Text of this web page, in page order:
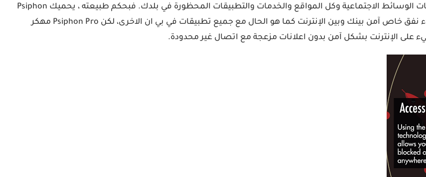
يمنحك Psiphon Pro وصولاً غير محدود وآمن إلى الإنترنت وكل منصات الوسائط الاجتماعية وكل المواقع والخدمات والتطبيقات المحظورة في بلدك. فبحكم طبيعته ، يحميك Psiphon
Pro أيضًا عند الاتصال بنقاط اتصال WiFi العمومية عن طريق إنشاء نفق خاص آمن بينك وبين الإنترنت كما هو الحال مع جميع تطبيقات في بي ان الاخرى، لكن Psiphon Pro مهكر